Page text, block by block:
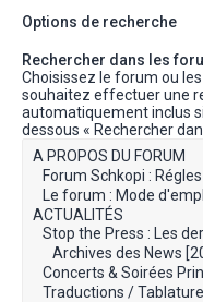
Options de recherche
Rechercher dans les
Choisissez le forum ou
souhaitez effectuer une
automatiquement inclus
dessous « Rechercher